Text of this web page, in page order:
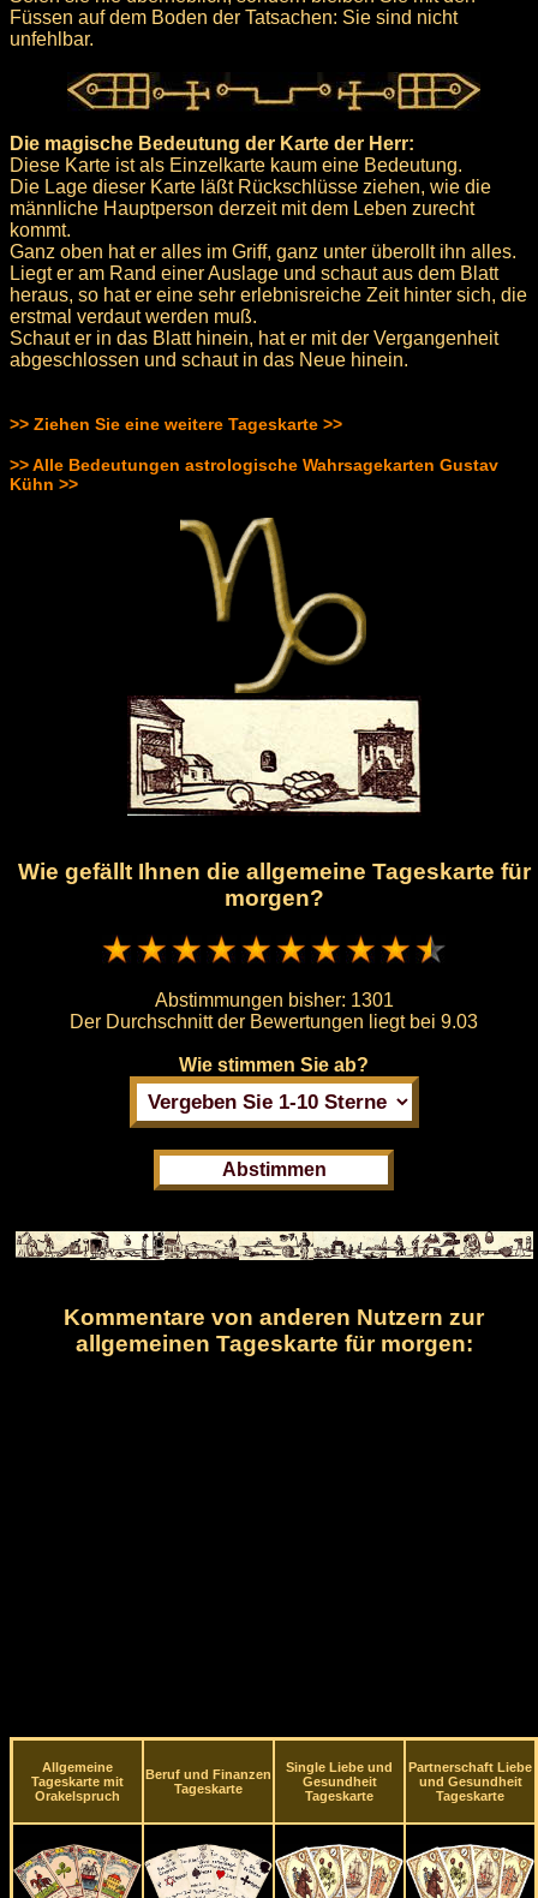
Füssen auf dem Boden der Tatsachen: Sie sind nicht
unfehlbar.
Die magische Bedeutung der Karte der Herr:
Diese Karte ist als Einzelkarte kaum eine Bedeutung.
Die Lage dieser Karte läßt Rückschlüsse ziehen, wie die
männliche Hauptperson derzeit mit dem Leben zurecht
kommt.
Ganz oben hat er alles im Griff, ganz unter überollt ihn alles.
Liegt er am Rand einer Auslage und schaut aus dem Blatt
heraus, so hat er eine sehr erlebnisreiche Zeit hinter sich, die
erstmal verdaut werden muß.
Schaut er in das Blatt hinein, hat er mit der Vergangenheit
abgeschlossen und schaut in das Neue hinein.
>> Ziehen Sie eine weitere Tageskarte >>
>> Alle Bedeutungen astrologische Wahrsagekarten Gustav
Kühn >>
Wie gefällt Ihnen die allgemeine Tageskarte für
morgen?
Abstimmungen bisher: 1301
Der Durchschnitt der Bewertungen liegt bei 9.03
Wie stimmen Sie ab?
Kommentare von anderen Nutzern zur
allgemeinen Tageskarte für morgen:
Allgemeine
Tageskarte mit
Orakelspruch
Beruf und Finanzen
Tageskarte
Single Liebe und
Gesundheit
Tageskarte
Partnerschaft Liebe
und Gesundheit
Tageskarte